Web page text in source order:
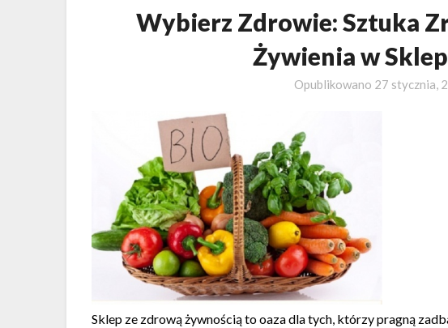
Wybierz Zdrowie: Sztuka
Żywienia w
Opublikowano 27 stycznia,
Sklep ze zdrową żywnością to oaza dla tych, którzy pragną